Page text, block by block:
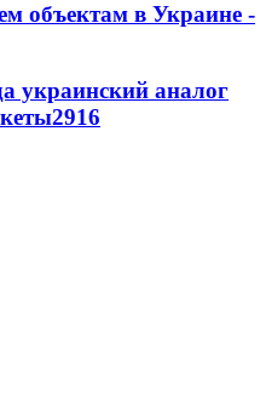
объектам в Украине -
украинский аналог
2916